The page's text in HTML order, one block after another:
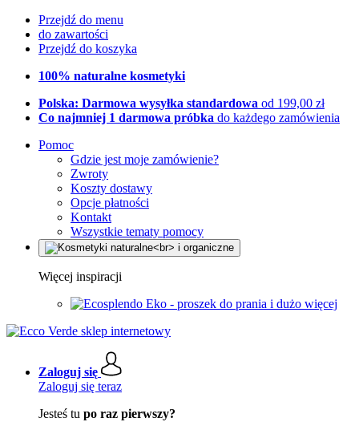
Przejdź do menu
do zawartości
Przejdź do koszyka
100% naturalne kosmetyki
Polska: Darmowa wysyłka standardowa od 199,00 zł
Co najmniej 1 darmowa próbka do każdego zamówienia
Pomoc
Gdzie jest moje zamówienie?
Zwroty
Koszty dostawy
Opcje płatności
Kontakt
Wszystkie tematy pomocy
Więcej inspiracji
Eko - proszek do prania i dużo więcej
Zaloguj się
Zaloguj się teraz
Jesteś tu po raz pierwszy?